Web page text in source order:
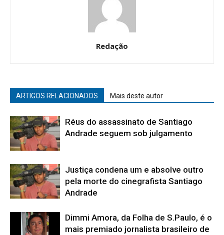
Redação
ARTIGOS RELACIONADOS Mais deste autor
Réus do assassinato de Santiago
Andrade seguem sob julgamento
Justiça condena um e absolve outro
pela morte do cinegrafista Santiago
Andrade
Dimmi Amora, da Folha de S.Paulo, é o
mais premiado jornalista brasileiro de